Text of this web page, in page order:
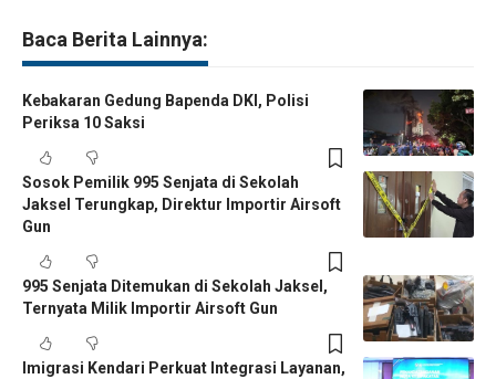
Baca Berita Lainnya:
Kebakaran Gedung Bapenda DKI, Polisi
Periksa 10 Saksi
Sosok Pemilik 995 Senjata di Sekolah
Jaksel Terungkap, Direktur Importir Airsoft
Gun
995 Senjata Ditemukan di Sekolah Jaksel,
Ternyata Milik Importir Airsoft Gun
Imigrasi Kendari Perkuat Integrasi Layanan,